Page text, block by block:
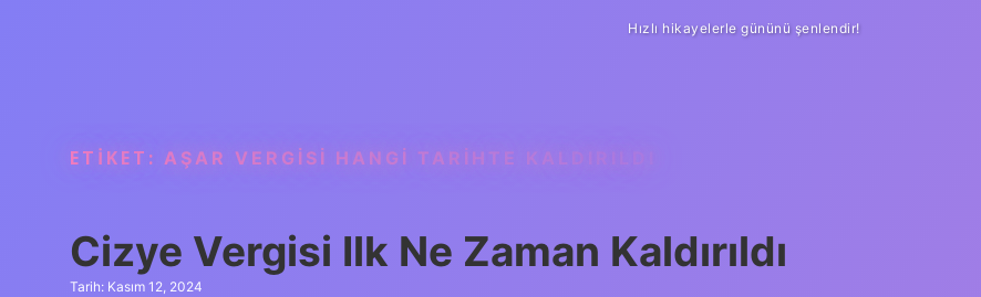
Hızlı hikayelerle gününü şenlendir!
ETIKET: AŞAR VERGISI HANGI TARIHTE KALDIRILDI
Cizye Vergisi Ilk Ne Zaman Kaldırıldı
Tarih: Kasım 12, 2024